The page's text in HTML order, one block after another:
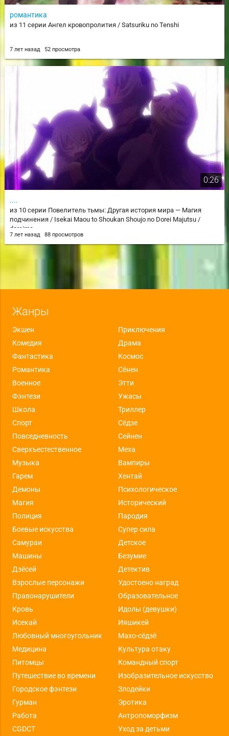
романтика
из 11 серии Ангел кровопролития / Satsuriku no Tenshi
7 лет назад 52 просмотра
0:26
....
из 10 серии Повелитель тьмы: Другая история мира — Магия
подчинения / Isekai Maou to Shoukan Shoujo no Dorei Majutsu /
doreima
7 лет назад 88 просмотров
Жанры
Экшен
Приключения
Комедия
Драма
Фантастика
Космос
Романтика
Сёнен
Военное
Этти
Фэнтези
Ужасы
Школа
Триллер
Спорт
Сёдзе
Повседневность
Сейнен
Сверхъестественное
Меха
Музыка
Вампиры
Гарем
Хентай
Демоны
Психологическое
Магия
Исторический
Полиция
Пародия
Боевые искусства
Супер сила
Самураи
Детское
Машины
Безумие
Дзёсей
Детектив
Взрослые персонажи
Удостоено наград
Правонарушители
Образовательное
Кровь
Идолы (девушки)
Исекай
Ияшикей
Любовный многоугольник
Махо-сёдзё
Медицина
Культура отаку
Питомцы
Командный спорт
Путешествие во времени
Изобразительное искусство
Городское фэнтези
Злодейки
Гурман
Эротика
Работа
Антропоморфизм
CGDCT
Уход за детьми